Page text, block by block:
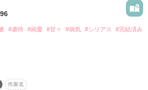
物は実際とは名前が異なります。
りがとうございます！
足があった。
96
#虐待 #純愛 #甘々 #病気 #シリアス
#完結済み
作家名